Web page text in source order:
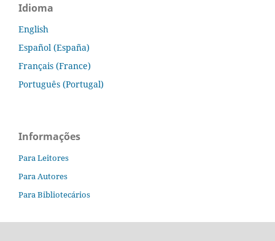
Idioma
English
Español (España)
Français (France)
Português (Portugal)
Informações
Para Leitores
Para Autores
Para Bibliotecários